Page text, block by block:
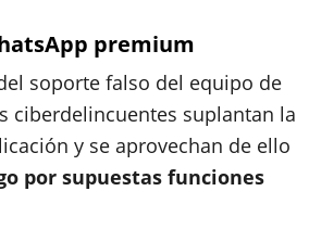
premium
soporte falso del equipo de
ciberdelincuentes suplantan la
y se aprovechan de ello
por supuestas funciones